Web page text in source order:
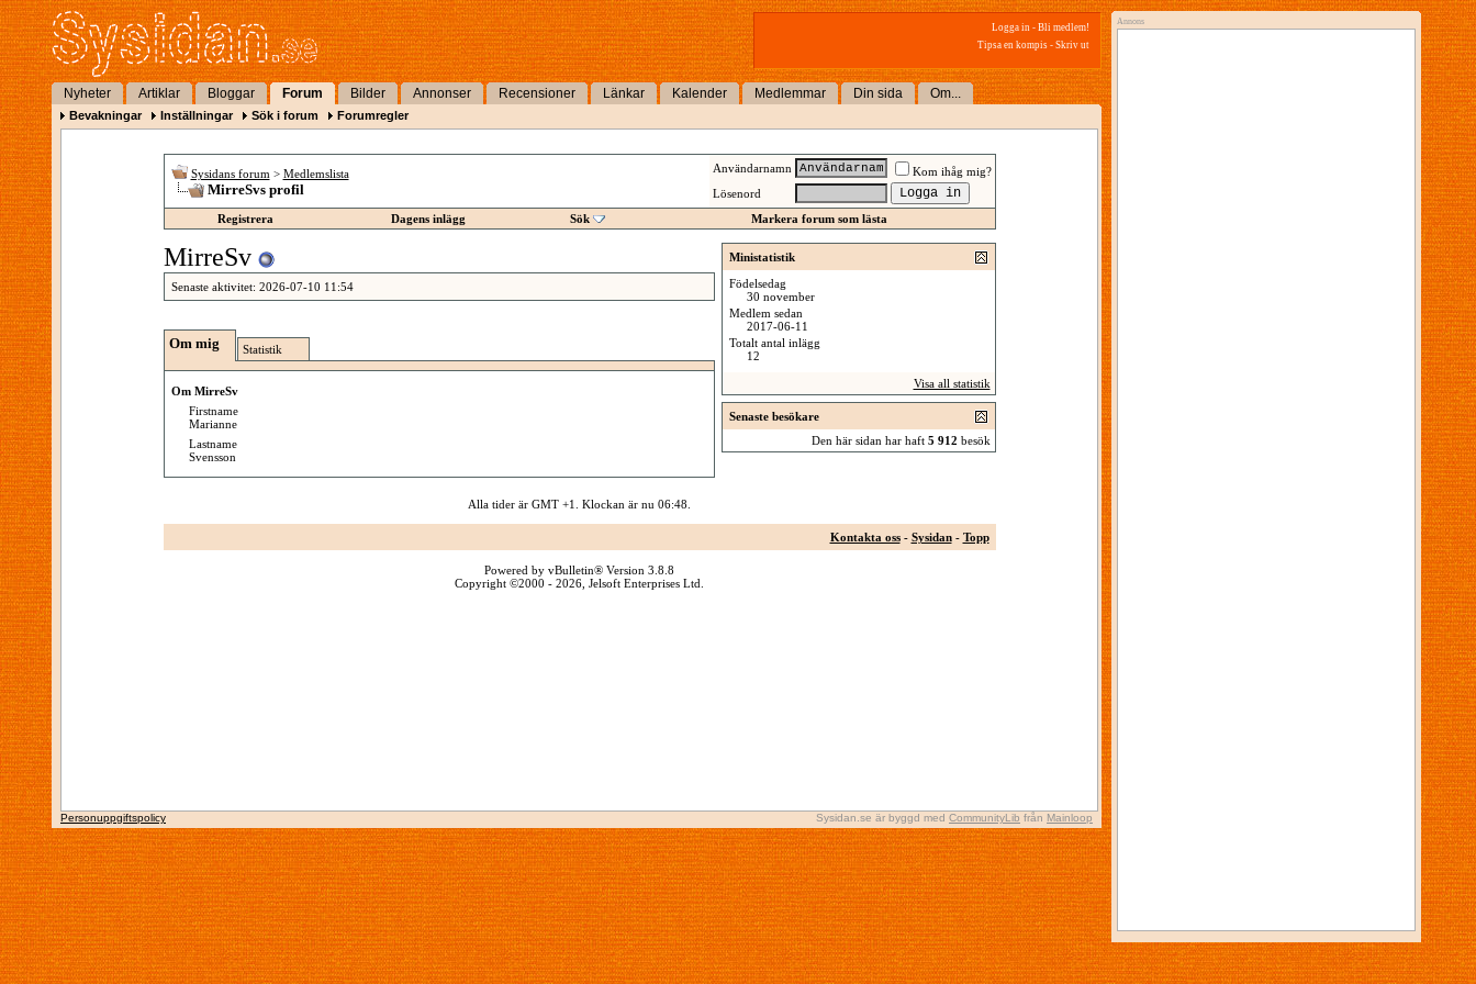
Logga in - Bli medlem!
Tipsa en kompis - Skriv ut
Nyheter Artiklar Bloggar Forum Bilder Annonser Recensioner Länkar Kalender Medlemmar Din sida Om...
Bevakningar Inställningar Sök i forum Forumregler
Sysidans forum > Medlemslista
MirreSvs profil
Användarnamn
Kom ihåg mig?
Lösenord
Registrera
Dagens inlägg Sök Markera forum som lästa
MirreSv
Senaste aktivitet: 2026-07-10 11:54
Om mig Statistik
Om MirreSv
Firstname
Marianne
Lastname
Svensson
Ministatistik
Födelsedag
30 november
Medlem sedan
2017-06-11
Totalt antal inlägg
12
Visa all statistik
Senaste besökare
Den här sidan har haft 5 912 besök
Alla tider är GMT +1. Klockan är nu 06:48
Kontakta oss- Sysidan- Topp
Powered by vBulletin® Version 3.8.8
Copyright ©2000 - 2026, Jelsoft Enterprises Ltd.
Sysidan.se är byggd med CommunityLib från Mainloop
Personuppgiftspolicy
Annons